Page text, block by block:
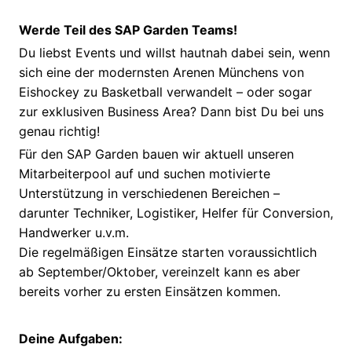
Werde Teil des SAP Garden Teams!
Du liebst Events und willst hautnah dabei sein, wenn
sich eine der modernsten Arenen Münchens von
Eishockey zu Basketball verwandelt – oder sogar
zur exklusiven Business Area? Dann bist Du bei uns
genau richtig!
Für den SAP Garden bauen wir aktuell unseren
Mitarbeiterpool auf und suchen motivierte
Unterstützung in verschiedenen Bereichen –
darunter Techniker, Logistiker, Helfer für Conversion,
Handwerker u.v.m.
Die regelmäßigen Einsätze starten voraussichtlich
ab September/Oktober, vereinzelt kann es aber
bereits vorher zu ersten Einsätzen kommen.
Deine Aufgaben: